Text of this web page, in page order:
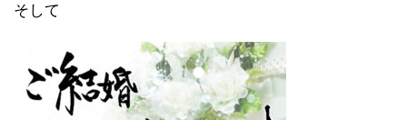
そして